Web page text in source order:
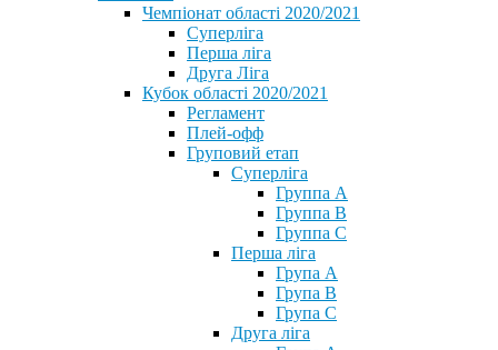
Чемпіонат області 2020/2021
Суперліга
Перша ліга
Друга Ліга
Кубок області 2020/2021
Регламент
Плей-офф
Груповий етап
Суперліга
Группа A
Группа B
Группа C
Перша ліга
Група A
Група B
Група C
Друга ліга